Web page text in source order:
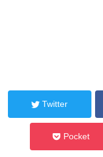
Twitter
Pocket